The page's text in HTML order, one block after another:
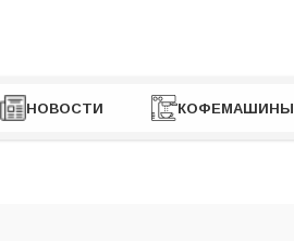
НОВОСТИ КОФЕМАШИНЫ